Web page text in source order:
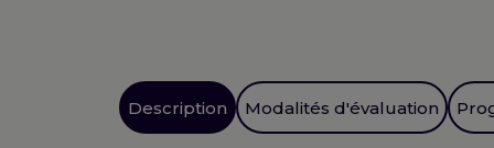
Description Modalités d'évaluation